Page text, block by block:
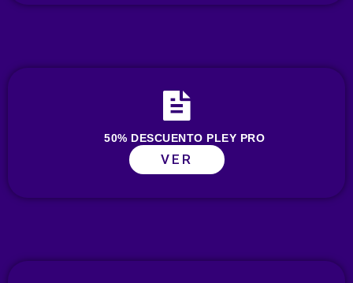
50% DESCUENTO PLEY PRO
VER